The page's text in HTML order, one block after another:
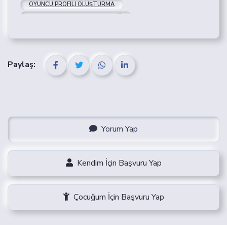
OYUNCU PROFILI OLUŞTURMA
ROL SEÇIMI TAVSIYELERI
CAST SÜRECI SABIR
BALIKESIR CAST FIRSATLARI
Paylaş:
Yorum Yap
Kendim İçin Başvuru Yap
Çocuğum İçin Başvuru Yap